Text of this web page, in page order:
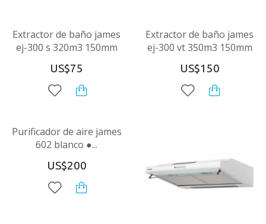
Extractor de baño james
ej-300 s 320m3 150mm
US$75
Extractor de baño james
ej-300 vt 350m3 150mm
US$150
Purificador de aire james
602 blanco ●...
US$200